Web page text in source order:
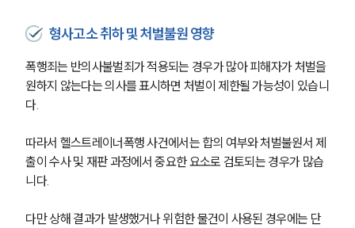
형사고소 취하 및 처벌불원 영향
폭행죄는 반의사불벌죄가 적용되는 경우가 많아 피해자가 처벌을
원하지 않는다는 의사를 표시하면 처벌이 제한될 가능성이 있습니
다.
따라서 헬스트레이너폭행 사건에서는 합의 여부와 처벌불원서 제
출이 수사 및 재판 과정에서 중요한 요소로 검토되는 경우가 많습
니다.
다만 상해 결과가 발생했거나 위험한 물건이 사용된 경우에는 단